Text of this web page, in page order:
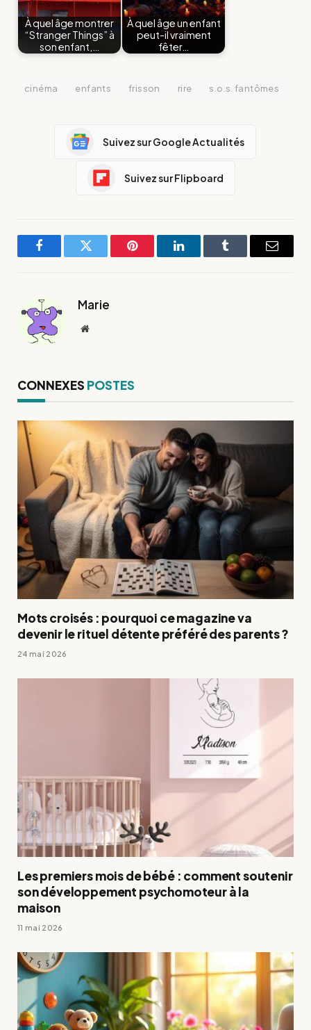
À quel âge montrer
“Stranger Things” à
son enfant,…
À quel âge un enfant
peut-il vraiment
fêter…
cinéma enfants frisson rire s.o.s. fantômes
Suivez sur Google Actualités
Suivez sur Flipboard
FacebookTwitter Pinterest LinkedInTumblr
E-
Marie
Site
CONNEXES POSTES
Mots croisés : pourquoi ce magazine va
devenir le rituel détente préféré des parents ?
24 mai 2026
Les premiers mois de bébé : comment soutenir
son développement psychomoteur à la
maison
11 mai 2026